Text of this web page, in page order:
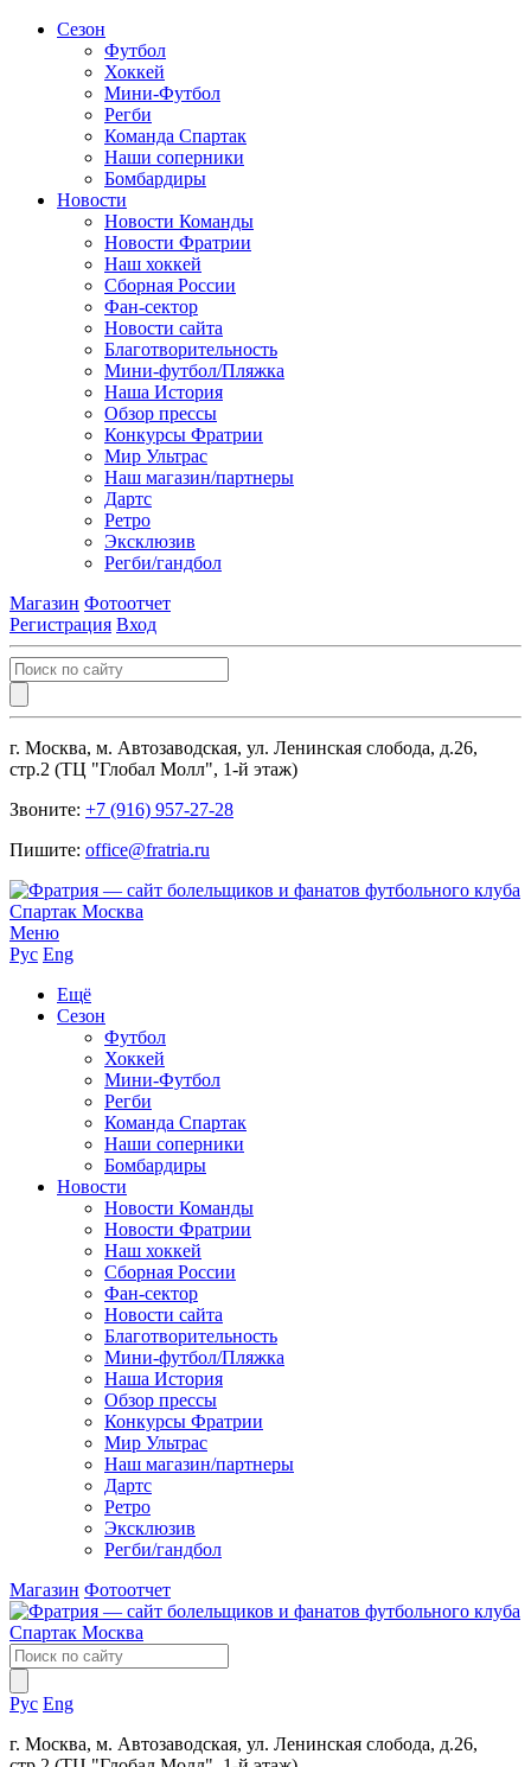
Сезон
Футбол
Хоккей
Мини-Футбол
Регби
Команда Спартак
Наши соперники
Бомбардиры
Новости
Новости Команды
Новости Фратрии
Наш хоккей
Сборная России
Фан-cектор
Новости сайта
Благотворительность
Мини-футбол/Пляжка
Наша История
Обзор прессы
Конкурсы Фратрии
Мир Ультрас
Наш магазин/партнеры
Дартс
Ретро
Эксклюзив
Регби/гандбол
Магазин Фотоотчет
Регистрация Вход
г. Москва, м. Автозаводская, ул. Ленинская слобода, д.26,
стр.2 (ТЦ "Глобал Молл", 1-й этаж)
Звоните: +7 (916) 957-27-28
Пишите: office@fratria.ru
Меню
Рус Eng
Ещё
Сезон
Футбол
Хоккей
Мини-Футбол
Регби
Команда Спартак
Наши соперники
Бомбардиры
Новости
Новости Команды
Новости Фратрии
Наш хоккей
Сборная России
Фан-cектор
Новости сайта
Благотворительность
Мини-футбол/Пляжка
Наша История
Обзор прессы
Конкурсы Фратрии
Мир Ультрас
Наш магазин/партнеры
Дартс
Ретро
Эксклюзив
Регби/гандбол
Магазин Фотоотчет
Рус Eng
г. Москва, м. Автозаводская, ул. Ленинская слобода, д.26,